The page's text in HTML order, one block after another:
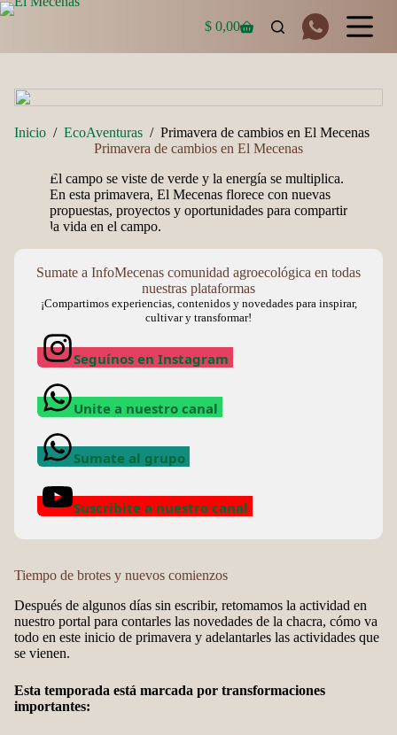
Saltar
Carro
$ 0,00
Inicio / EcoAventuras / Primavera de cambios en El Mecenas
Primavera de cambios en El Mecenas
El campo se viste de verde y la energía se multiplica.
En esta primavera, El Mecenas florece con nuevas
propuestas, proyectos y oportunidades para compartir
la vida en el campo.
Sumate a InfoMecenas comunidad agroecológica en todas
nuestras plataformas
¡Compartimos experiencias, contenidos y novedades para inspirar,
cultivar y transformar!
Seguínos en Instagram
Unite a nuestro canal
Sumate al grupo
Suscribite a nuestro canal
Tiempo de brotes y nuevos comienzos
Después de algunos días sin escribir, retomamos la actividad en
nuestro portal para contarles las novedades de la chacra, cómo va
todo en este inicio de primavera y adelantarles las actividades que
se vienen.
Esta temporada está marcada por transformaciones
importantes: